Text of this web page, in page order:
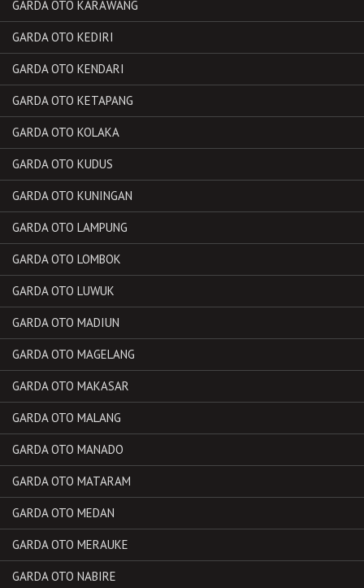
GARDA OTO KARAWANG
GARDA OTO KEDIRI
GARDA OTO KENDARI
GARDA OTO KETAPANG
GARDA OTO KOLAKA
GARDA OTO KUDUS
GARDA OTO KUNINGAN
GARDA OTO LAMPUNG
GARDA OTO LOMBOK
GARDA OTO LUWUK
GARDA OTO MADIUN
GARDA OTO MAGELANG
GARDA OTO MAKASAR
GARDA OTO MALANG
GARDA OTO MANADO
GARDA OTO MATARAM
GARDA OTO MEDAN
GARDA OTO MERAUKE
GARDA OTO NABIRE